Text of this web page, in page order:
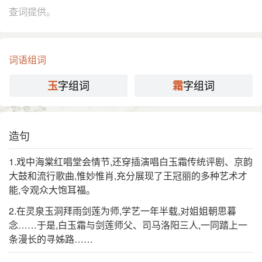
引 南朝 梁简文帝 《与刘孝绰书》：“玉霜夜下，旅雁晨
《群音类选·百顺记·王绎打围》：“碧云飞，新凉好。
玉霜清，凋衰草。”
引 唐 王德真 《奉和圣制过温汤》：“驪 阜疏緹骑，惊鸿
⒊ 道教语。指津液精气。
引
《黄庭内景经·隐藏》：“子丹进饌肴正黄，乃曰琅膏
及玉霜。”
务成子 注：“津液精气之色象也。”
分字解释
查词提供。
词语组词
玉字组词 霜字组词
造句
1.戏中海棠红唱堂会情节,还穿插演唱白玉霜传统评剧、京韵
大鼓和流行歌曲,惟妙惟肖,充分展现了王冠丽的多种艺术才
能,令观众大饱耳福。
2.在灵泉玉洞拜雨剑莲为师,学艺一年半载,对姐姐朝思暮
念……于是,白玉霜与剑莲师父、司马洛阳三人,一同踏上一
条漫长的寻姊路……